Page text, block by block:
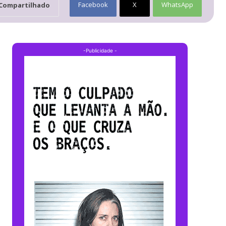
Facebook X WhatsApp
-Publicidade -